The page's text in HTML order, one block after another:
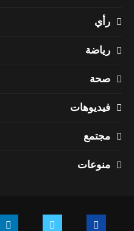
رأي
رياضة
صحة
فيديوهات
مجتمع
منوعات